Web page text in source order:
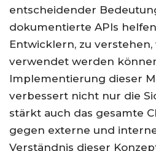
entscheidender
dokumentierte APIs
Entwicklern, zu verstehen,
verwendet werden
Implementierung dieser
verbessert nicht nur die
stärkt auch das gesamte
gegen externe und
Verständnis dieser